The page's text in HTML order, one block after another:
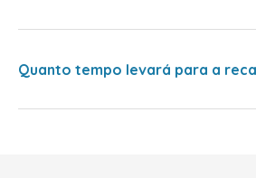
Quanto tempo levará para a